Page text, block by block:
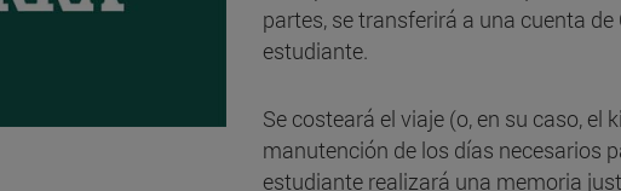
partes, se transferirá a una cuenta
estudiante.
Se costeará el viaje (o, en su caso, el
manutención de los días necesarios
estudiante realizará una memoria